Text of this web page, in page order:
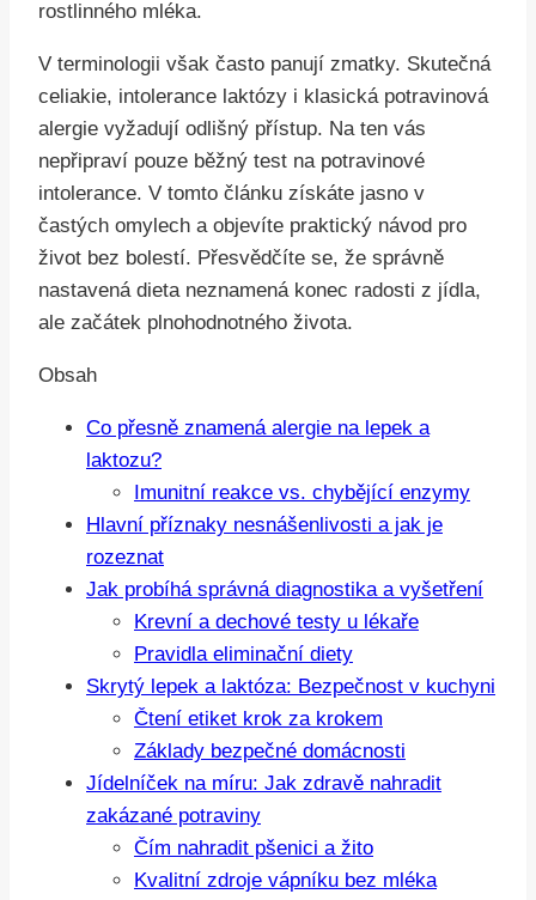
V terminologii však často panují zmatky. Skutečná
celiakie, intolerance laktózy i klasická potravinová
alergie vyžadují odlišný přístup. Na ten vás
nepřipraví pouze běžný test na potravinové
intolerance. V tomto článku získáte jasno v
častých omylech a objevíte praktický návod pro
život bez bolestí. Přesvědčíte se, že správně
nastavená dieta neznamená konec radosti z jídla,
ale začátek plnohodnotného života.
Obsah
Co přesně znamená alergie na lepek a
laktozu?
Imunitní reakce vs. chybějící enzymy
Hlavní příznaky nesnášenlivosti a jak je
rozeznat
Jak probíhá správná diagnostika a vyšetření
Krevní a dechové testy u lékaře
Pravidla eliminační diety
Skrytý lepek a laktóza: Bezpečnost v kuchyni
Čtení etiket krok za krokem
Základy bezpečné domácnosti
Jídelníček na míru: Jak zdravě nahradit
zakázané potraviny
Čím nahradit pšenici a žito
Kvalitní zdroje vápníku bez mléka